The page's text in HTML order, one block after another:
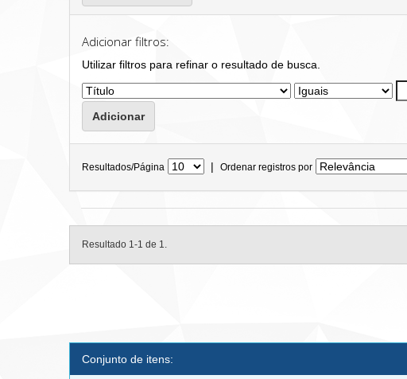
Adicionar filtros:
Utilizar filtros para refinar o resultado de busca.
Resultados/Página | Ordenar registros por
Resultado 1-1 de 1.
Conjunto de itens: